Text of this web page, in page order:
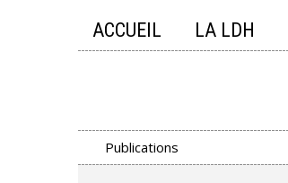
ACCUEIL LA LDH
Publications